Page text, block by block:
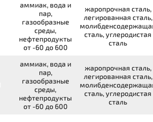
аммиак, вода и
пар,
газообразные
среды,
нефтепродукты
от -60 до 600
жаропрочная сталь,
легированная сталь,
сталь, углеродистая
сталь
аммиак, вода и
пар,
газообразные
среды,
нефтепродукты
от -60 до 600
жаропрочная сталь,
легированная сталь,
сталь, углеродистая
сталь